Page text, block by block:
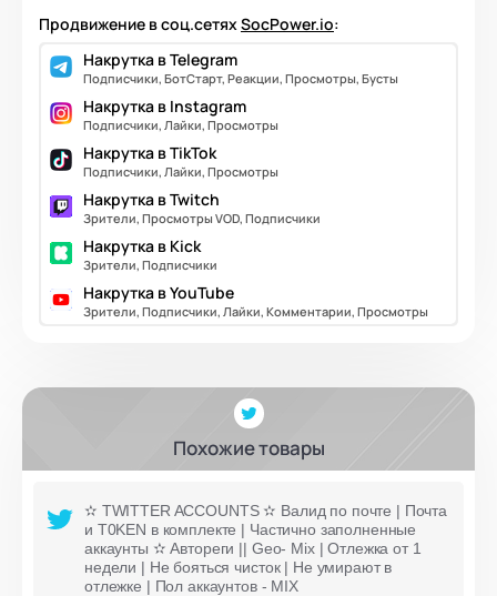
Продвижение в соц.сетяхSocPower.io:
Накрутка в Telegram
Подписчики, БотСтарт, Реакции, Просмотры, Бусты
Накрутка в Instagram
Подписчики, Лайки, Просмотры
Накрутка в TikTok
Подписчики, Лайки, Просмотры
Накрутка в Twitch
Зрители, Просмотры VOD, Подписчики
Накрутка в Kick
Зрители, Подписчики
Накрутка в YouTube
Зрители, Подписчики, Лайки, Комментарии, Просмотры
Похожие товары
✫ TWITTER ACCOUNTS ✫ Валид по почте | Почта
и T0KEN в комплекте | Частично заполненные
аккаунты ✫ Автореги || Geo- Mix | Отлежка от 1
недели | Не бояться чисток | Не умирают в
отлежке | Пол аккаунтов - MIX